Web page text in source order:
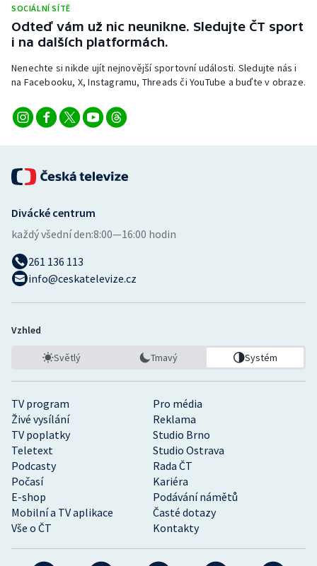
SOCIÁLNÍ SÍTĚ
Odteď vám už nic neunikne. Sledujte ČT sport
i na dalších platformách.
Nenechte si nikde ujít nejnovější sportovní události. Sledujte nás i
na Facebooku, X, Instagramu, Threads či YouTube a buďte v obraze.
TV program
Pro média
Živé vysílání
Reklama
TV poplatky
Studio Brno
Teletext
Studio Ostrava
Podcasty
Rada ČT
Počasí
Kariéra
E-shop
Podávání námětů
Mobilní a TV aplikace
Časté dotazy
Vše o ČT
Kontakty
Divácké centrum
každý všední den:8:00—16:00 hodin
261 136 113
info@ceskatelevize.cz
Vzhled
Světlý Tmavý Systém